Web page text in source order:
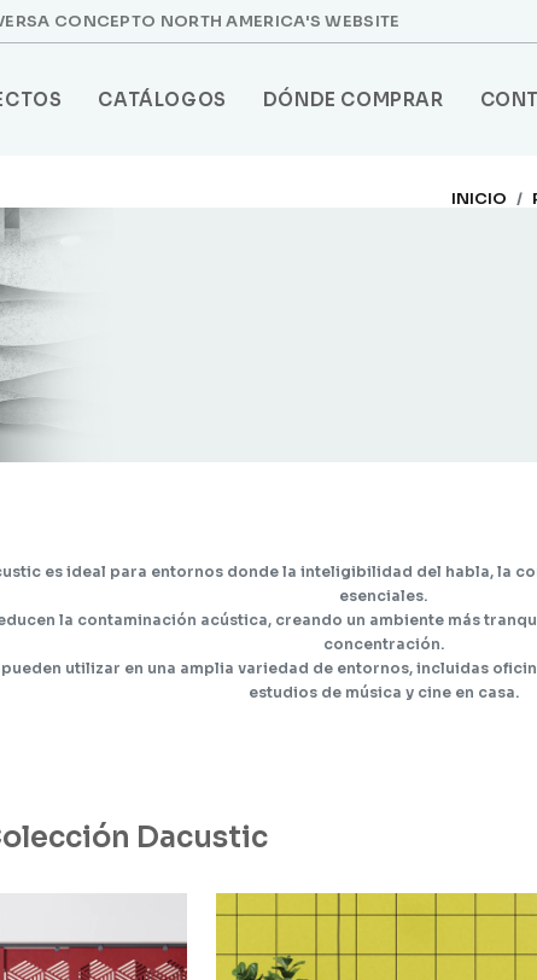
CONCEPTO NORTH AMERICA'S WEBSITE
CATÁLOGOS DÓNDE COMPRAR
INICIO
es ideal para entornos donde la inteligibilidad del habla, la
esenciales.
la contaminación acústica, creando un ambiente más
concentración.
pueden utilizar en una amplia variedad de entornos, incluidas
estudios de música y cine en casa.
Dacustic